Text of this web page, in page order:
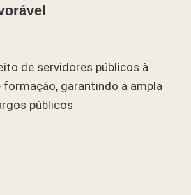
de servidores públicos à
formação, garantindo a ampla
públicos